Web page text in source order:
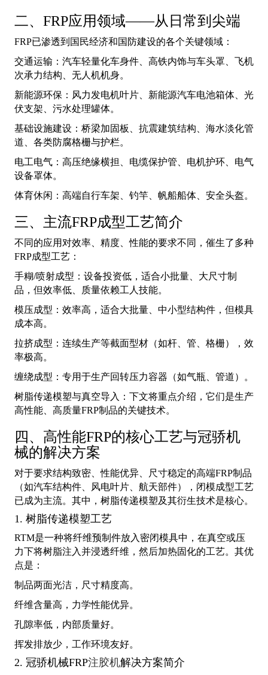
二、FRP应用领域——从日常到尖端
FRP已渗透到国民经济和国防建设的各个关键领域：
交通运输：汽车轻量化车身件、高铁内饰与车头罩、飞机
次承力结构、无人机机身。
新能源环保：风力发电机叶片、新能源汽车电池箱体、光
伏支架、污水处理罐体。
基础设施建设：桥梁加固板、抗震建筑结构、海水淡化管
道、各类防腐格栅与护栏。
电工电气：高压绝缘横担、电缆保护管、电机护环、电气
设备罩体。
体育休闲：高端自行车架、钓竿、帆船船体、安全头盔。
三、主流FRP成型工艺简介
不同的应用对效率、精度、性能的要求不同，催生了多种
FRP成型工艺：
手糊/喷射成型：设备投资低，适合小批量、大尺寸制
品，但效率低、质量依赖工人技能。
模压成型：效率高，适合大批量、中小型结构件，但模具
成本高。
拉挤成型：连续生产等截面型材（如杆、管、格栅），效
率极高。
缠绕成型：专用于生产回转压力容器（如气瓶、管道）。
树脂传递模塑与真空导入：下文将重点介绍，它们是生产
高性能、高质量FRP制品的关键技术。
四、高性能FRP的核心工艺与冠骄机
械的解决方案
对于要求结构致密、性能优异、尺寸稳定的高端FRP制品
（如汽车结构件、风电叶片、航天部件），闭模成型工艺
已成为主流。其中，树脂传递模塑及其衍生技术是核心。
1. 树脂传递模塑工艺
RTM是一种将纤维预制件放入密闭模具中，在真空或压
力下将树脂注入并浸透纤维，然后加热固化的工艺。其优
点是：
制品两面光洁，尺寸精度高。
纤维含量高，力学性能优异。
孔隙率低，内部质量好。
挥发排放少，工作环境友好。
2. 冠骄机械FRP注胶机解决方案简介